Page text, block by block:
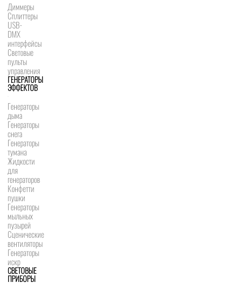
Диммеры
Сплиттеры
USB-
DMX
интерфейсы
Световые
пульты
управления
ГЕНЕРАТОРЫ
ЭФФЕКТОВ
Генераторы
дыма
Генераторы
снега
Генераторы
тумана
Жидкости
для
генераторов
Конфетти
пушки
Генераторы
мыльных
пузырей
Сценические
вентиляторы
Генераторы
искр
СВЕТОВЫЕ
ПРИБОРЫ